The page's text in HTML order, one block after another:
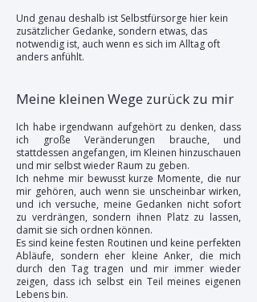
Und genau deshalb ist Selbstfürsorge hier kein
zusätzlicher Gedanke, sondern etwas, das
notwendig ist, auch wenn es sich im Alltag oft
anders anfühlt.
Meine kleinen Wege zurück zu mir
Ich habe irgendwann aufgehört zu denken, dass
ich große Veränderungen brauche, und
stattdessen angefangen, im Kleinen hinzuschauen
und mir selbst wieder Raum zu geben.
Ich nehme mir bewusst kurze Momente, die nur
mir gehören, auch wenn sie unscheinbar wirken,
und ich versuche, meine Gedanken nicht sofort
zu verdrängen, sondern ihnen Platz zu lassen,
damit sie sich ordnen können.
Es sind keine festen Routinen und keine perfekten
Abläufe, sondern eher kleine Anker, die mich
durch den Tag tragen und mir immer wieder
zeigen, dass ich selbst ein Teil meines eigenen
Lebens bin.